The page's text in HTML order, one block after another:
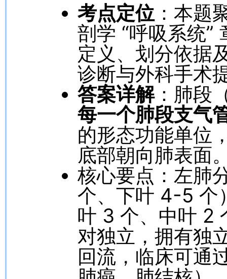
考点定位 ：本题
剖学 “呼吸系统”
定义、划分依据
诊断与外科手术
答案详解：肺段
每一个肺段支气
的形态功能单位
底部朝向肺表面
核心要点：左肺
个、下叶 4-5 个
叶 3 个、中叶 2
对独立，拥有独
回流，临床可通